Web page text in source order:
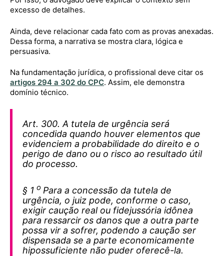
excesso de detalhes.
Ainda, deve relacionar cada fato com as provas anexadas.
Dessa forma, a narrativa se mostra clara, lógica e
persuasiva.
Na fundamentação jurídica, o profissional deve citar os
artigos 294 a 302 do CPC. Assim, ele demonstra
domínio técnico.
Art. 300. A tutela de urgência será
concedida quando houver elementos que
evidenciem a probabilidade do direito e o
perigo de dano ou o risco ao resultado útil
do processo.
§ 1 o Para a concessão da tutela de
urgência, o juiz pode, conforme o caso,
exigir caução real ou fidejussória idônea
para ressarcir os danos que a outra parte
possa vir a sofrer, podendo a caução ser
dispensada se a parte economicamente
hipossuficiente não puder oferecê-la.